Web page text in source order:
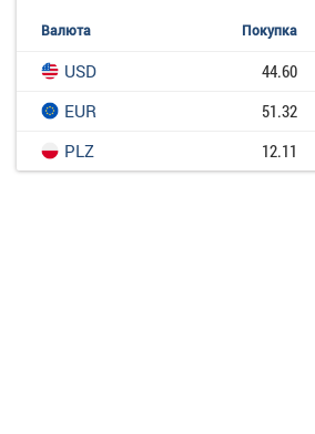
Валюта Покупка
USD 44.60
EUR
51.32
PLZ
12.11